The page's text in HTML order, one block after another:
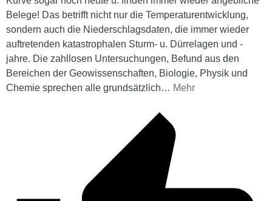
Belege! Das betrifft nicht nur die Temperaturentwicklung,
sondern auch die Niederschlagsdaten, die immer wieder
auftretenden katastrophalen Sturm- u. Dürrelagen und -
jahre. Die zahllosen Untersuchungen, Befund aus den
Bereichen der Geowissenschaften, Biologie, Physik und
Chemie sprechen alle grundsätzlich… Mehr